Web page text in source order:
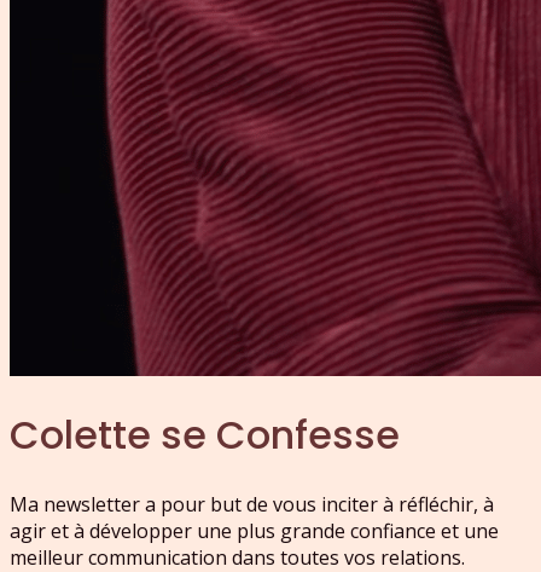
Colette se Confesse
Ma newsletter a pour but de vous inciter à réfléchir, à
agir et à développer une plus grande confiance et une
meilleur communication dans toutes vos relations.